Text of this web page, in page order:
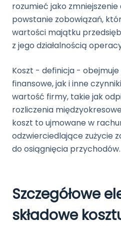
rozumieć jako
powstanie zobowiązań,
wartości majątku
z jego działalnością
Koszt - definicja -
finansowe, jak i inne
wartość firmy, takie jak
rozliczenia
koszt to ujmowane w
odzwierciedlające zużycie
do osiągnięcia przychodów.
Szczegółowe
składowe